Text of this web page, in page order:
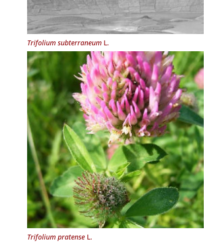
Trifolium subterraneumL.
Trifolium pratenseL.